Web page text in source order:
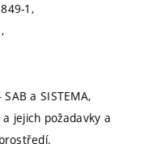
1,
a SISTEMA,
jejich požadavky a